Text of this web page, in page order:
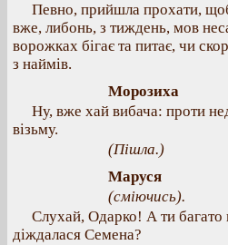
Певно, прийшла прохати,
вже, либонь, з тиждень, мов
ворожках бігає та питає, чи
з наймів.
Морозиха
Ну, вже хай вибача: проти
візьму.
(Пішла.)
Маруся
(сміючись).
Слухай, Одарко! А ти багато
діждалася Семена?